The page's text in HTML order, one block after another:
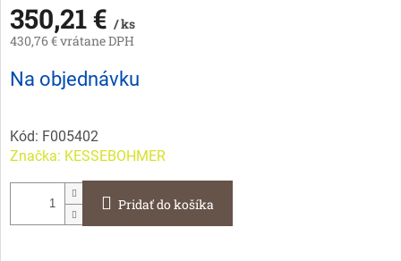
350,21 € / ks
430,76 € vrátane DPH
Jednotková
cena:
Na objednávku
Kód: F005402
Značka: KESSEBOHMER
Pridať do košíka